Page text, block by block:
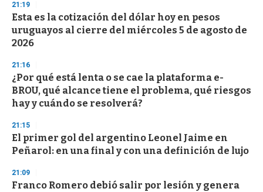
21:19
Esta es la cotización del dólar hoy en pesos
uruguayos al cierre del miércoles 5 de agosto de
2026
21:16
¿Por qué está lenta o se cae la plataforma e-
BROU, qué alcance tiene el problema, qué riesgos
hay y cuándo se resolverá?
21:15
El primer gol del argentino Leonel Jaime en
Peñarol: en una final y con una definición de lujo
21:09
Franco Romero debió salir por lesión y genera